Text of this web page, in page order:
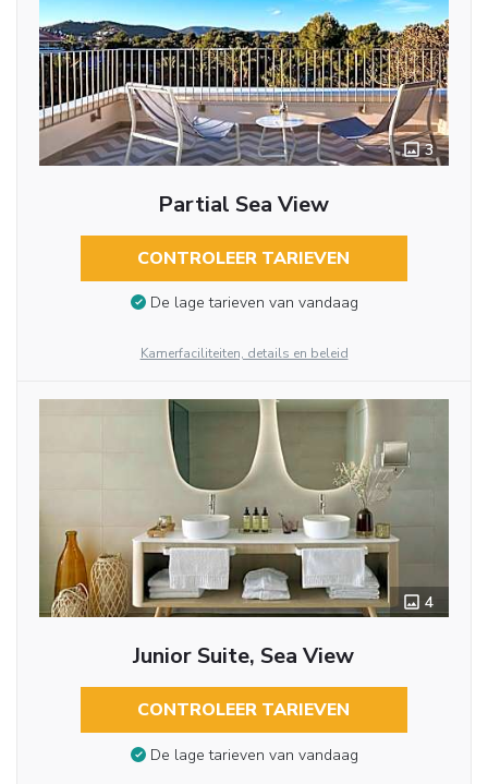
3
Partial Sea View
CONTROLEER TARIEVEN
De lage tarieven van vandaag
Kamerfaciliteiten, details en beleid
4
Junior Suite, Sea View
CONTROLEER TARIEVEN
De lage tarieven van vandaag